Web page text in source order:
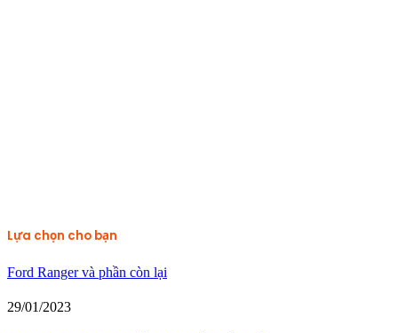
Lựa chọn cho bạn
Ford Ranger và phần còn lại
29/01/2023